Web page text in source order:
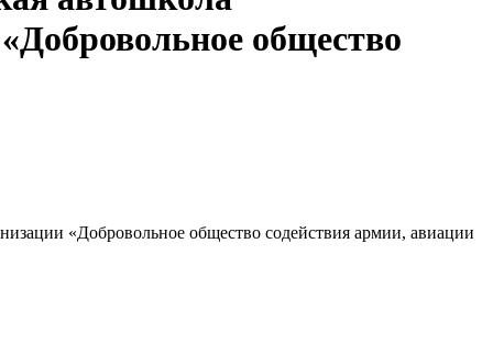
общество
«Добровольное общество содействия армии, авиации